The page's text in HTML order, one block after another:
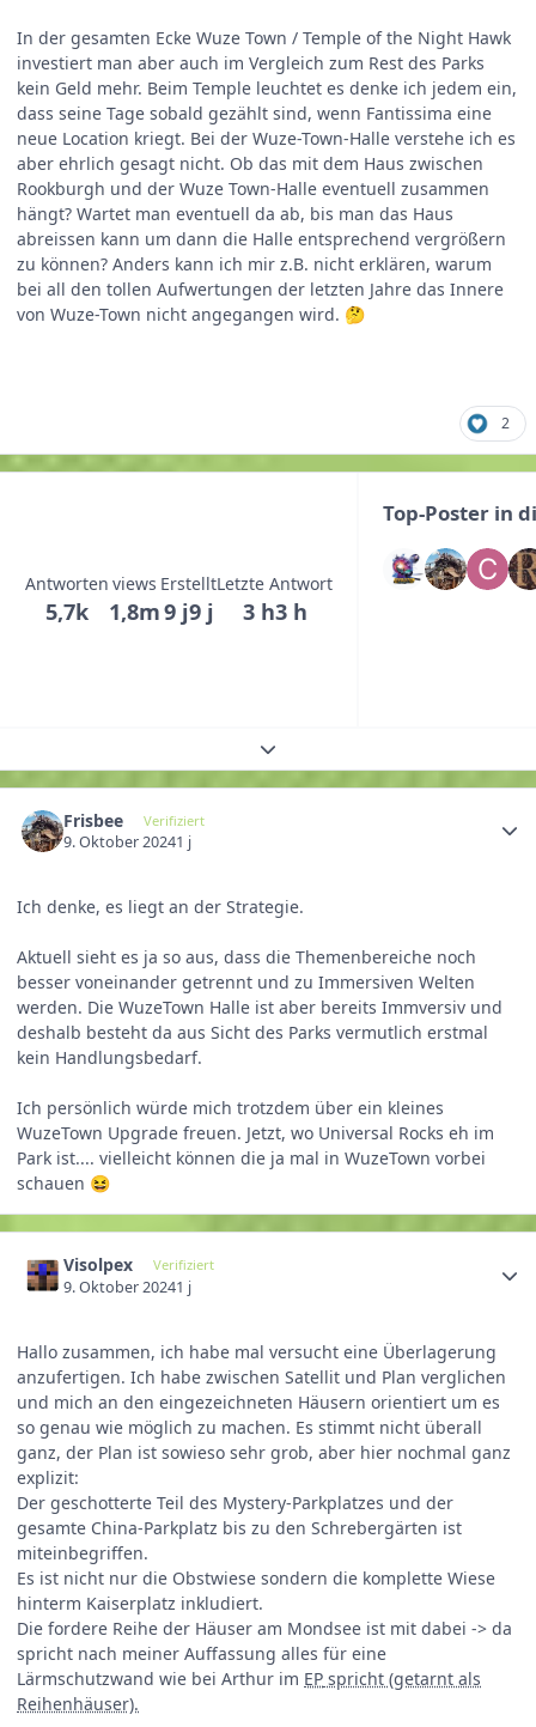
In der gesamten Ecke Wuze Town / Temple of the Night Hawk
investiert man aber auch im Vergleich zum Rest des Parks
kein Geld mehr. Beim Temple leuchtet es denke ich jedem ein,
dass seine Tage sobald gezählt sind, wenn Fantissima eine
neue Location kriegt. Bei der Wuze-Town-Halle verstehe ich es
aber ehrlich gesagt nicht. Ob das mit dem Haus zwischen
Rookburgh und der Wuze Town-Halle eventuell zusammen
hängt? Wartet man eventuell da ab, bis man das Haus
abreissen kann um dann die Halle entsprechend vergrößern
zu können? Anders kann ich mir z.B. nicht erklären, warum
bei all den tollen Aufwertungen der letzten Jahre das Innere
von Wuze-Town nicht angegangen wird. 🤔
2
Antworten
5,7k
views
1,8m
Erstellt
9 j9 j
Letzte Antwort
3 h3 h
Top-Poster in
Themenübersicht erweitern
Frisbee Verifiziert
9. Oktober 20241 j
Ich denke, es liegt an der Strategie.
Aktuell sieht es ja so aus, dass die Themenbereiche noch
besser voneinander getrennt und zu Immersiven Welten
werden. Die WuzeTown Halle ist aber bereits Immversiv und
deshalb besteht da aus Sicht des Parks vermutlich erstmal
kein Handlungsbedarf.
Ich persönlich würde mich trotzdem über ein kleines
WuzeTown Upgrade freuen. Jetzt, wo Universal Rocks eh im
Park ist.... vielleicht können die ja mal in WuzeTown vorbei
schauen 😆
Visolpex Verifiziert
9. Oktober 20241 j
Hallo zusammen, ich habe mal versucht eine Überlagerung
anzufertigen. Ich habe zwischen Satellit und Plan verglichen
und mich an den eingezeichneten Häusern orientiert um es
so genau wie möglich zu machen. Es stimmt nicht überall
ganz, der Plan ist sowieso sehr grob, aber hier nochmal ganz
explizit:
Der geschotterte Teil des Mystery-Parkplatzes und der
gesamte China-Parkplatz bis zu den Schrebergärten ist
miteinbegriffen.
Es ist nicht nur die Obstwiese sondern die komplette Wiese
hinterm Kaiserplatz inkludiert.
Die fordere Reihe der Häuser am Mondsee ist mit dabei -> da
spricht nach meiner Auffassung alles für eine
Lärmschutzwand wie bei Arthur im EP spricht (getarnt als
Reihenhäuser).